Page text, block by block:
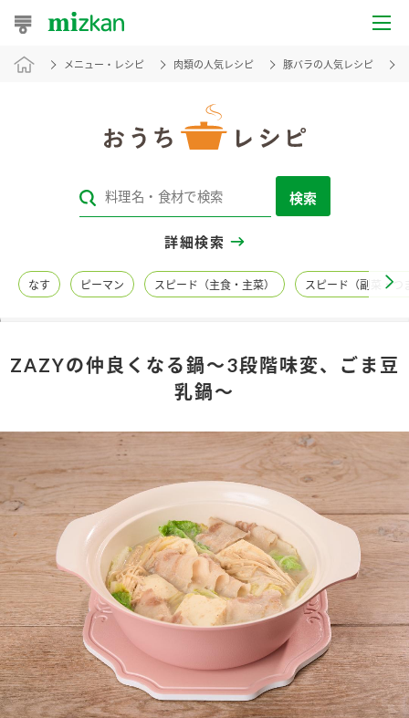
おうちレシピ
レシピカテゴリ一覧
レシピ名特集
商品情報
酢 調味酢
お酢ドリンク ぽん酢
みりん風・料理酒 鍋用調味料
つゆ たれ
新商品一覧
キャンペーン情報
ブランド・スペシャルサイト
ブランド・スペシャルサイト トップ
商品ブランドサイト
Fibee（ファイビー）
くらしプラ酢
企業情報
国内事業概要
メニュー・レシピ 肉類の人気レシピ 豚バラの人気レシピ
検索
詳細検索
なす ピーマン スピード（主食・主菜） スピード（副菜・つ
ZAZYの仲良くなる鍋～3段階味変、ごま豆
乳鍋～